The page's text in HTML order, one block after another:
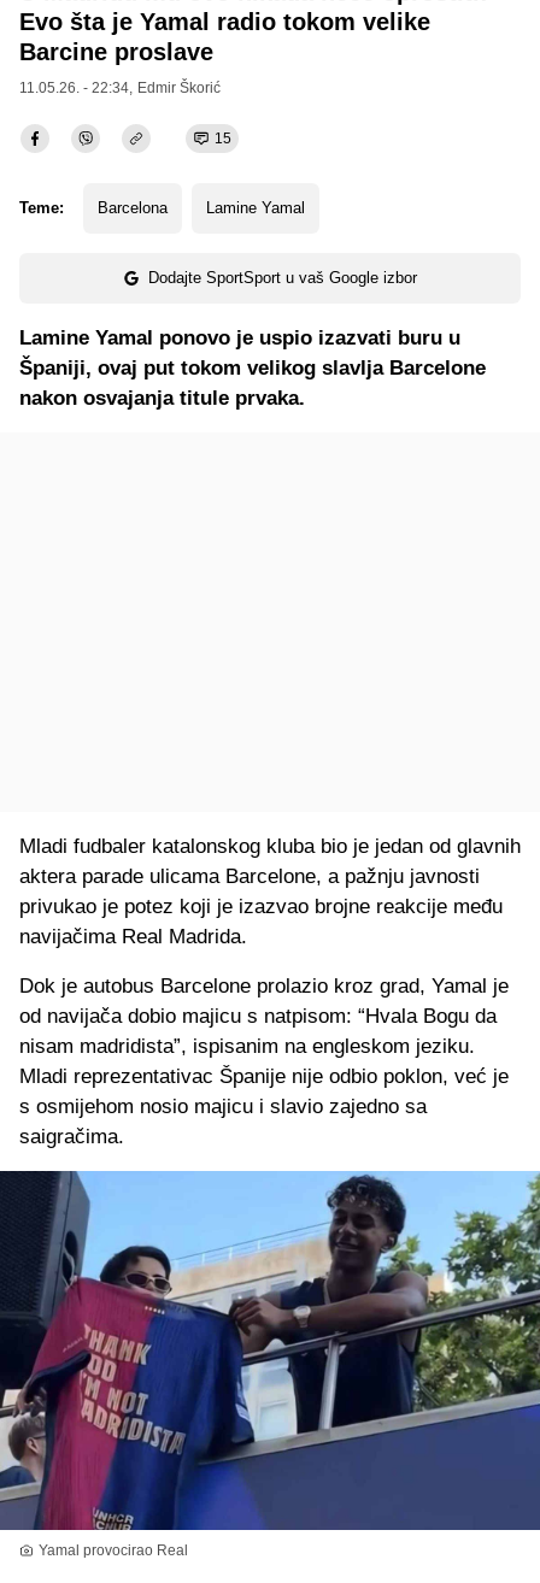
Evo šta je Yamal radio tokom velike
Barcine proslave
11.05.26. - 22:34, Edmir Škorić
15
Teme: Barcelona Lamine Yamal
Dodajte SportSport u vaš Google izbor
Lamine Yamal ponovo je uspio izazvati buru u
Španiji, ovaj put tokom velikog slavlja Barcelone
nakon osvajanja titule prvaka.
Mladi fudbaler katalonskog kluba bio je jedan od glavnih
aktera parade ulicama Barcelone, a pažnju javnosti
privukao je potez koji je izazvao brojne reakcije među
navijačima Real Madrida.
Dok je autobus Barcelone prolazio kroz grad, Yamal je
od navijača dobio majicu s natpisom: “Hvala Bogu da
nisam madridista”, ispisanim na engleskom jeziku.
Mladi reprezentativac Španije nije odbio poklon, već je
s osmijehom nosio majicu i slavio zajedno sa
saigračima.
Yamal provocirao Real